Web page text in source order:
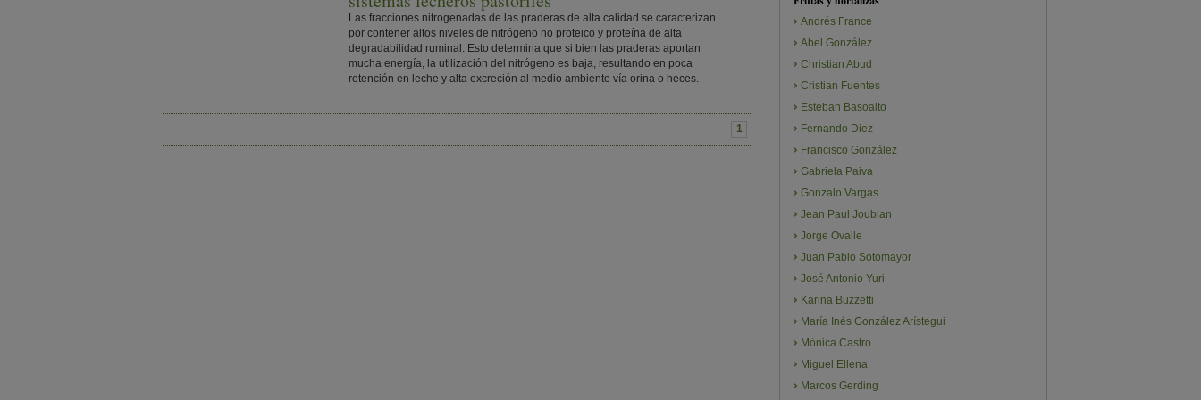
Las fracciones nitrogenadas de las praderas de alta calidad se caracterizan
por contener altos niveles de nitrógeno no proteico y proteína de alta
degradabilidad ruminal. Esto determina que si bien las praderas aportan
mucha energía, la utilización del nitrógeno es baja, resultando en poca
retención en leche y alta excreción al medio ambiente vía orina o heces.
1
Andrés France
Abel González
Christian Abud
Cristian Fuentes
Esteban Basoalto
Fernando Diez
Francisco González
Gabriela Paiva
Gonzalo Vargas
Jean Paul Joublan
Jorge Ovalle
Juan Pablo Sotomayor
José Antonio Yuri
Karina Buzzetti
María Inés González Arístegui
Mónica Castro
Miguel Ellena
Marcos Gerding